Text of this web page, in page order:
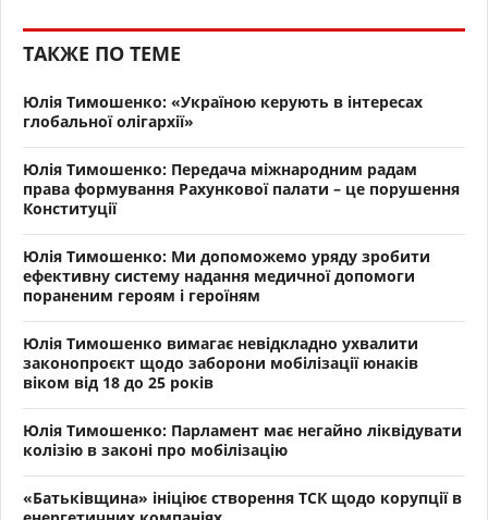
ТАКЖЕ ПО ТЕМЕ
Юлія Тимошенко: «Україною керують в інтересах
глобальної олігархії»
Юлія Тимошенко: Передача міжнародним радам
права формування Рахункової палати – це порушення
Конституції
Юлія Тимошенко: Ми допоможемо уряду зробити
ефективну систему надання медичної допомоги
пораненим героям і героїням
Юлія Тимошенко вимагає невідкладно ухвалити
законопроєкт щодо заборони мобілізації юнаків
віком від 18 до 25 років
Юлія Тимошенко: Парламент має негайно ліквідувати
колізію в законі про мобілізацію
«Батьківщина» ініціює створення ТСК щодо корупції в